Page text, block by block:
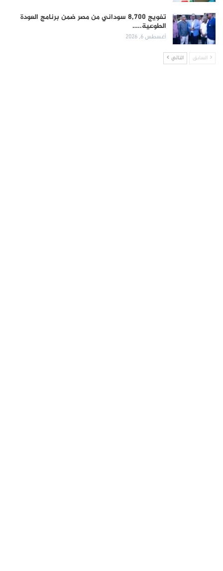
تفويج 8,700 سوداني من مصر ضمن برنامج العودة
الطوعية..…
أغسطس 6, 2026
السابق التالي